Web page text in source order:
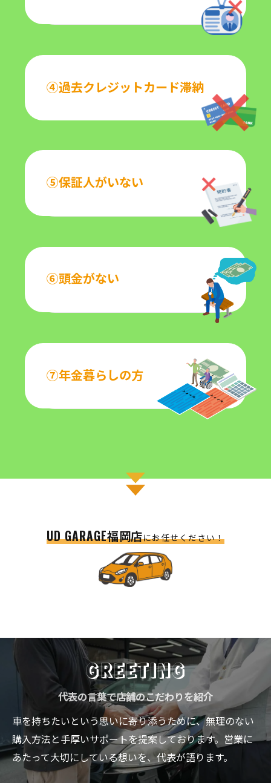
④過去クレジットカード滞納
⑤保証人がいない
⑥頭金がない
⑦年金暮らしの方
UD GARAGE福岡店にお任せください！
GREETING
代表の言葉で店舗のこだわりを紹介
車を持ちたいという思いに寄り添うために、無理のない
購入方法と手厚いサポートを提案しております。営業に
あたって大切にしている想いを、代表が語ります。